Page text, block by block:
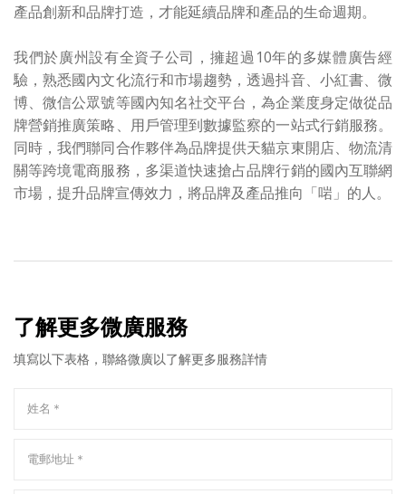
產品創新和品牌打造，才能延續品牌和產品的生命週期。
我們於廣州設有全資子公司，擁超過10年的多媒體廣告經
驗，熟悉國內文化流行和市場趨勢，透過抖音、小紅書、微
博、微信公眾號等國內知名社交平台，為企業度身定做從品
牌營銷推廣策略、用戶管理到數據監察的一站式行銷服務。
同時，我們聯同合作夥伴為品牌提供天貓京東開店、物流清
關等跨境電商服務，多渠道快速搶占品牌行銷的國內互聯網
市場，提升品牌宣傳效力，將品牌及產品推向「啱」的人。
了解更多微廣服務
填寫以下表格，聯絡微廣以了解更多服務詳情